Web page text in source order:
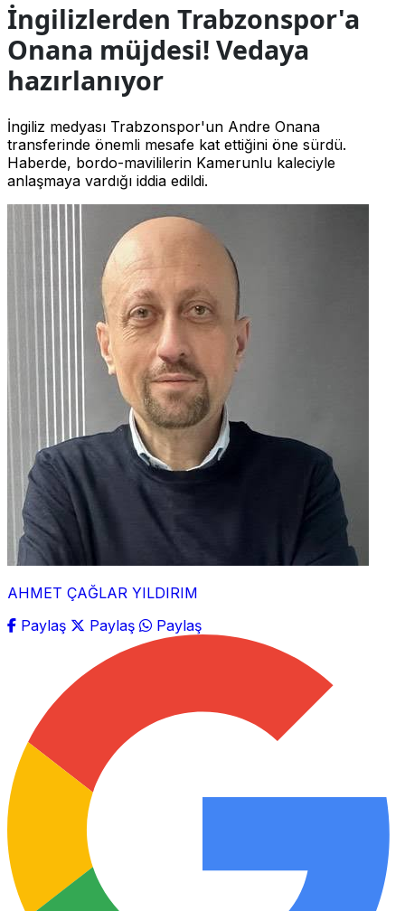
İngilizlerden Trabzonspor'a
Onana müjdesi! Vedaya
hazırlanıyor
İngiliz medyası Trabzonspor'un Andre Onana
transferinde önemli mesafe kat ettiğini öne sürdü.
Haberde, bordo-mavililerin Kamerunlu kaleciyle
anlaşmaya vardığı iddia edildi.
AHMET ÇAĞLAR YILDIRIM
Paylaş
Paylaş Paylaş